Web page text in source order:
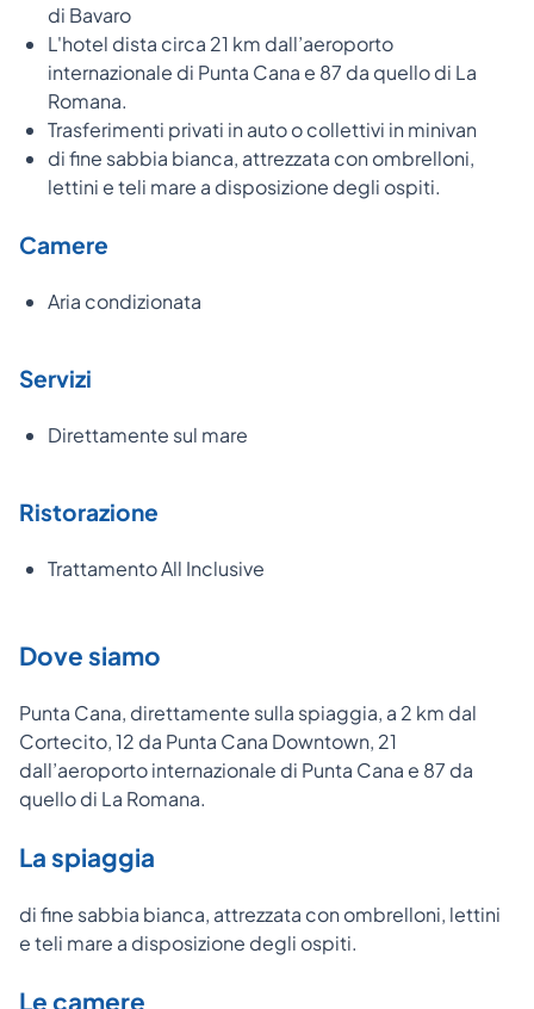
di Bavaro
L'hotel dista circa 21 km dall’aeroporto
internazionale di Punta Cana e 87 da quello di La
Romana.
Trasferimenti privati in auto o collettivi in minivan
di fine sabbia bianca, attrezzata con ombrelloni,
lettini e teli mare a disposizione degli ospiti.
Camere
Aria condizionata
Servizi
Direttamente sul mare
Ristorazione
Trattamento All Inclusive
Dove siamo
Punta Cana, direttamente sulla spiaggia, a 2 km dal
Cortecito, 12 da Punta Cana Downtown, 21
dall’aeroporto internazionale di Punta Cana e 87 da
quello di La Romana.
La spiaggia
di fine sabbia bianca, attrezzata con ombrelloni, lettini
e teli mare a disposizione degli ospiti.
Le camere